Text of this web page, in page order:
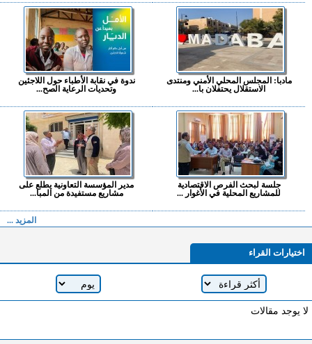
مادبا: المجلس المحلي الأمني ومنتدى
الاستقلال يحتفلان با...
ندوة في نقابة الأطباء حول اللاجئين
وتحديات الرعاية الصح...
جلسة لبحث الفرص الاقتصادية
للمشاريع المحلية في الأغوار ...
مدير المؤسسة التعاونية يطلع على
مشاريع مستفيدة من المبا...
المزيد ...
اختيارات القراء
لا يوجد مقالات